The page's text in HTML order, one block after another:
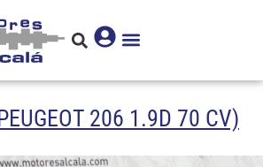
206 1.9D 70 CV)